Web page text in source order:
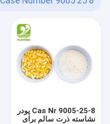
Cas Nr 9005-25-8 پودر
نشاسته ذرت سالم برای